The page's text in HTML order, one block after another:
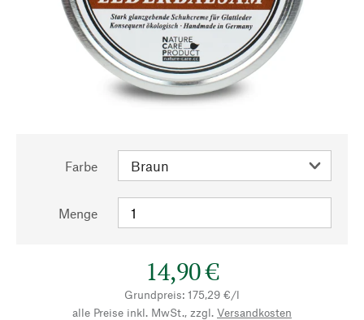
Farbe
Menge
14,90 €
Grundpreis: 175,29 €/l
alle Preise inkl. MwSt., zzgl. Versandkosten